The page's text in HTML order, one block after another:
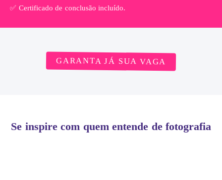
✅ Certificado de conclusão incluído.
GARANTA JÁ SUA VAGA
Se inspire com quem entende de fotografia